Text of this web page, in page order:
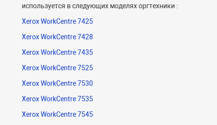
используется в следующих моделях оргтехники :
Xerox WorkCentre 7425
Xerox WorkCentre 7428
Xerox WorkCentre 7435
Xerox WorkCentre 7525
Xerox WorkCentre 7530
Xerox WorkCentre 7535
Xerox WorkCentre 7545